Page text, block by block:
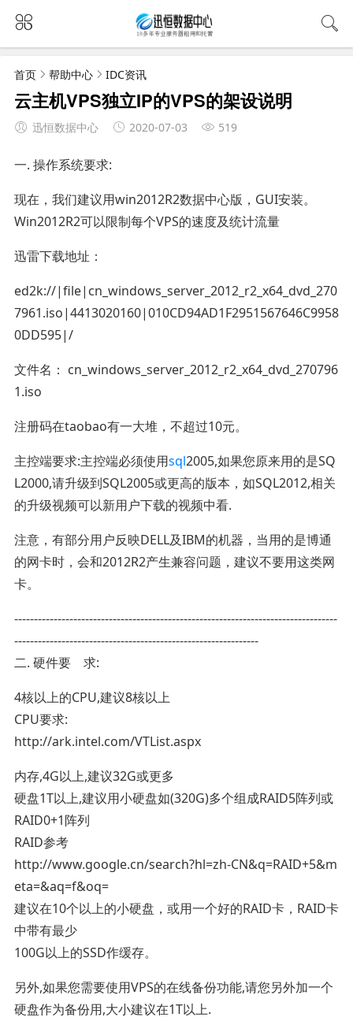
首页 帮助中心 IDC资讯
云主机VPS独立IP的VPS的架设说明
迅恒数据中心 2020-07-03 519
一. 操作系统要求:
现在，我们建议用win2012R2数据中心版，GUI安装。
Win2012R2可以限制每个VPS的速度及统计流量
迅雷下载地址：
ed2k://|file|cn_windows_server_2012_r2_x64_dvd_270
7961.iso|4413020160|010CD94AD1F2951567646C9958
0DD595|/
文件名： cn_windows_server_2012_r2_x64_dvd_270796
1.iso
注册码在taobao有一大堆，不超过10元。
主控端要求:主控端必须使用sql2005,如果您原来用的是SQ
L2000,请升级到SQL2005或更高的版本，如SQL2012,相关
的升级视频可以新用户下载的视频中看.
注意，有部分用户反映DELL及IBM的机器，当用的是博通
的网卡时，会和2012R2产生兼容问题，建议不要用这类网
卡。
----------------------------------------------------------------------------------
--------------------------------------------------------------
二. 硬件要 求:
4核以上的CPU,建议8核以上
CPU要求:
http://ark.intel.com/VTList.aspx
内存,4G以上,建议32G或更多
硬盘1T以上,建议用小硬盘如(320G)多个组成RAID5阵列或
RAID0+1阵列
RAID参考
http://www.google.cn/search?hl=zh-CN&q=RAID+5&m
eta=&aq=f&oq=
建议在10个以上的小硬盘，或用一个好的RAID卡，RAID卡
中带有最少
100G以上的SSD作缓存。
另外,如果您需要使用VPS的在线备份功能,请您另外加一个
硬盘作为备份用,大小建议在1T以上.